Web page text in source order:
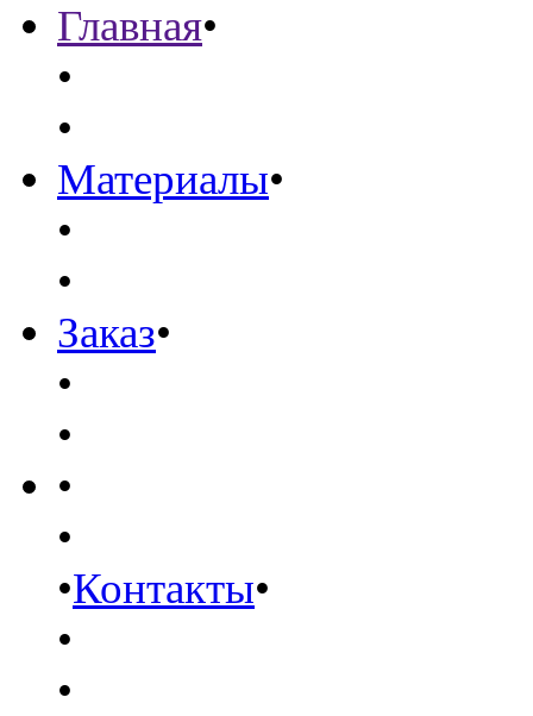
Главная•
•
•
Материалы•
•
•
Заказ•
•
•
•
•
•Контакты•
•
•